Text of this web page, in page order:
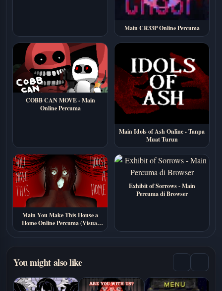
Main CR33P Online Percuma
COBB CAN MOVE - Main
Online Percuma
Main Idols of Ash Online - Tanpa
Muat Turun
Main You Make This House a
Home Online Percuma (Visual
Novel Seram Psikologi)
Exhibit of Sorrows - Main
Percuma di Browser
You might also like